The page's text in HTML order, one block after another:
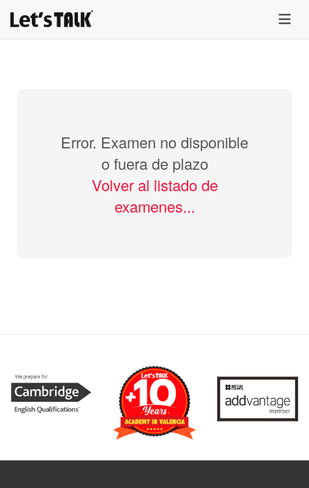
menu
Error. Examen no disponible
o fuera de plazo
Volver al listado de
examenes...